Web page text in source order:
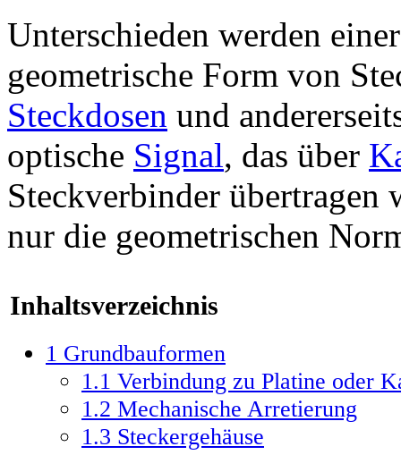
Unterschieden werden
geometrische Form von
Steckdosen und
optische Signal, das über
Steckverbinder
nur die geometrischen
Inhaltsverzeichnis
1 Grundbauformen
1.1 Verbindung zu Platine oder
1.2 Mechanische Arretierung
1.3 Steckergehäuse